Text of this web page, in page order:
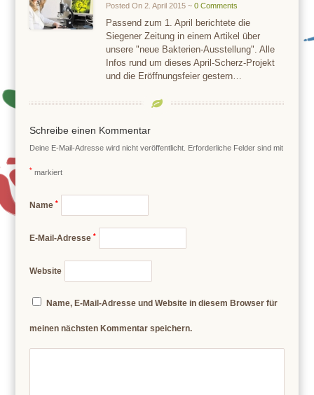
Posted On 2. April 2015 ~0 Comments
Passend zum 1. April berichtete die
Siegener Zeitung in einem Artikel über
unsere "neue Bakterien-Ausstellung". Alle
Infos rund um dieses April-Scherz-Projekt
und die Eröffnungsfeier gestern…
Schreibe einen Kommentar
Deine E-Mail-Adresse wird nicht veröffentlicht. Erforderliche Felder sind mit
* markiert
Name*
E-Mail-Adresse*
Website
Name, E-Mail-Adresse und Website in diesem Browser für
meinen nächsten Kommentar speichern.